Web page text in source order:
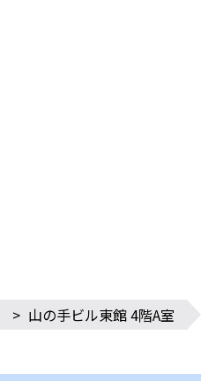
> 山の手ビル東館 4階A室